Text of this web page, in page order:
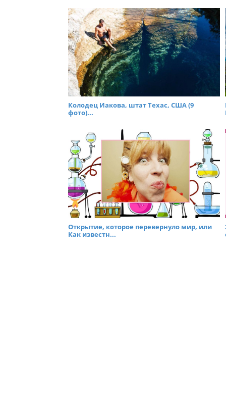
Колодец Иакова, штат Техас, США (9
фото)...
Открытие, которое перевернуло мир, или
Как известн...